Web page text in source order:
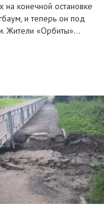
на конечной остановке
и теперь он под
Жители «Орбиты»…